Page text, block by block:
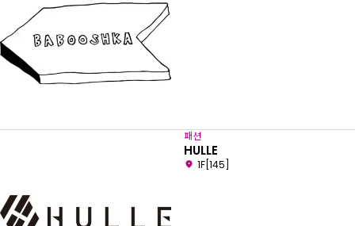
패션
HULLE
1F[145]